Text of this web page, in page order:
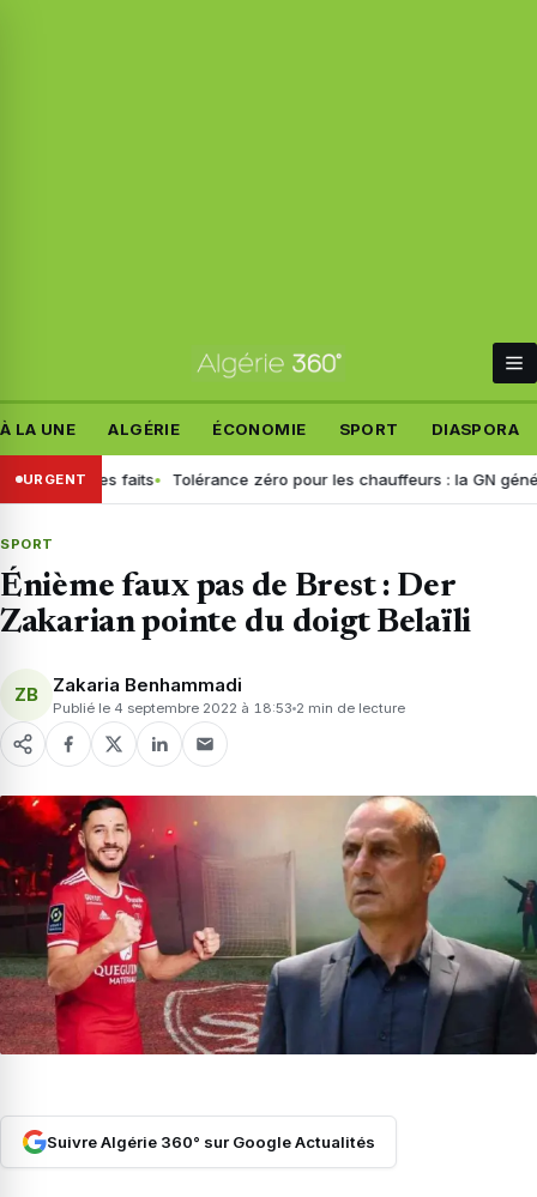
À LA UNE ALGÉRIE ÉCONOMIE SPORT DIASPORA
URGENT
les faits Tolérance zéro pour les chauffeurs : la GN généralise
SPORT
Énième faux pas de Brest : Der
Zakarian pointe du doigt Belaïli
ZB Zakaria Benhammadi
Publié le 4 septembre 2022 à 18:53 2 min de lecture
Suivre Algérie 360° sur Google Actualités